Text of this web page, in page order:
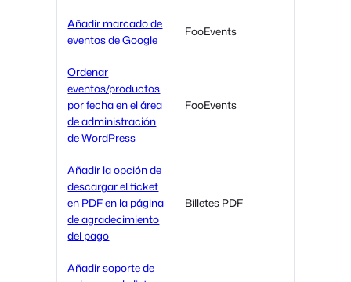
Añadir marcado de
eventos de Google
FooEvents
Ordenar
eventos/productos
por fecha en el área
de administración
de WordPress
FooEvents
Añadir la opción de
descargar el ticket
en PDF en la página
de agradecimiento
del pago
Billetes PDF
Añadir soporte de